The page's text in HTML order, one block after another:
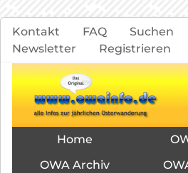
Navigation
überspringen
Kontakt FAQ Suchen
Newsletter
Registrieren
NavigationHome
OWA Archiv